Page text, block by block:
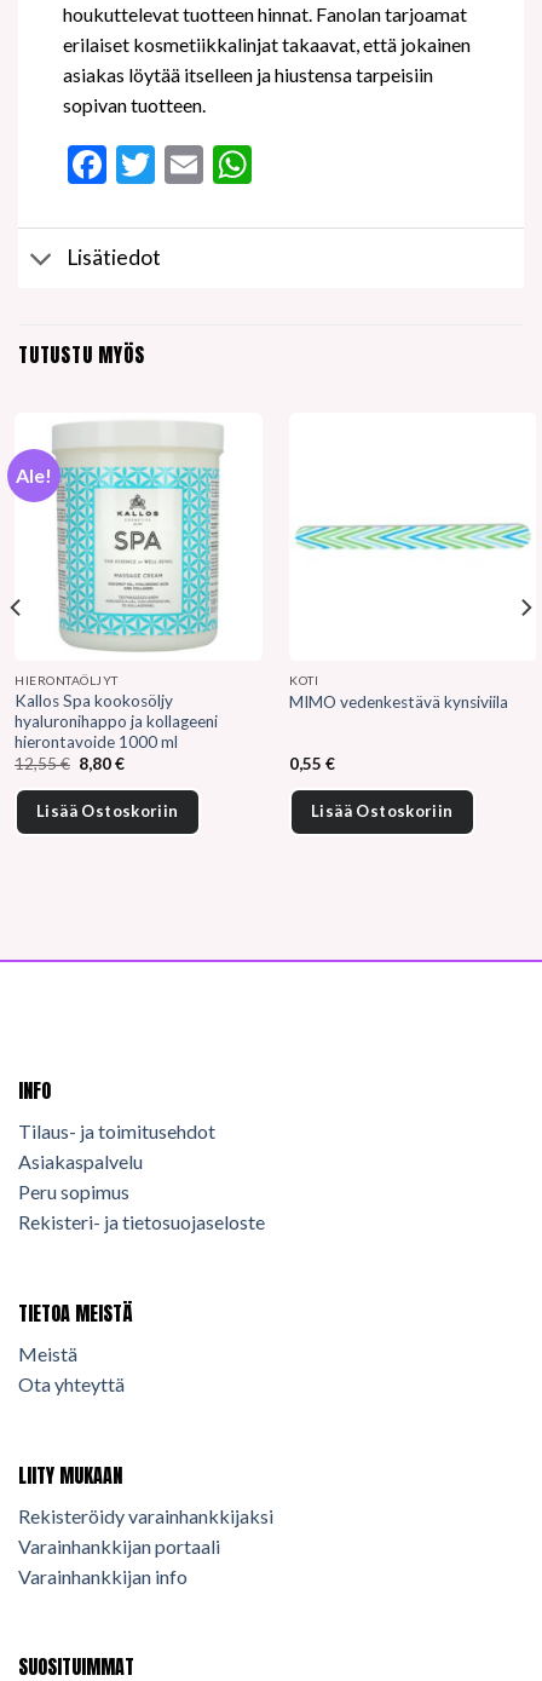
houkuttelevat tuotteen hinnat. Fanolan tarjoamat
erilaiset kosmetiikkalinjat takaavat, että jokainen
asiakas löytää itselleen ja hiustensa tarpeisiin
sopivan tuotteen.
Facebook
Twitter
EmailWhatsApp
Lisätiedot
TUTUSTU MYÖS
Ale!
HIERONTAÖLJYT
Kallos Spa kookosöljy
hyaluronihappo ja kollageeni
hierontavoide 1000 ml
12,55€ Alkuperäinen
hinta
oli:
12,55 €.
8,80€Nykyinen
on:
8,80 €.
Lisää Ostoskoriin
KOTI
MIMO vedenkestävä kynsiviila
0,55€
Lisää Ostoskoriin
INFO
Tilaus- ja toimitusehdot
Asiakaspalvelu
Peru sopimus
Rekisteri- ja tietosuojaseloste
TIETOA MEISTÄ
Meistä
Ota yhteyttä
LIITY MUKAAN
Rekisteröidy varainhankkijaksi
Varainhankkijan portaali
Varainhankkijan info
SUOSITUIMMAT